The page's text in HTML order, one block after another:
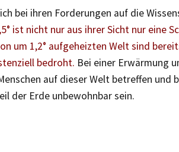
bei ihren Forderungen auf die
ist nicht nur aus ihrer Sicht nur eine
um 1,2° aufgeheizten Welt sind
bedroht. Bei einer Erwärmung
auf dieser Welt betreffen und
der Erde unbewohnbar sein.